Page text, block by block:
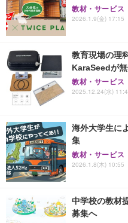
教材・サービス
2026.1.9(金) 17:15
教育現場の理
KaraSeedが
教材・サービス
2025.12.24(水)
海外大学生に
集
教材・サービス
2026.1.8(木) 10:55
中学校の教材
募集へ